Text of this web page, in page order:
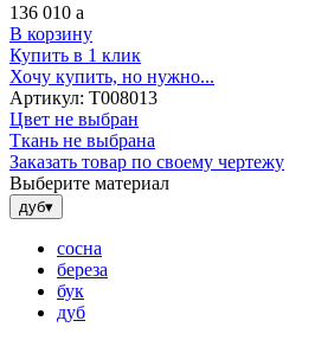
136 010 a
В корзину
Купить в 1 клик
Хочу купить, но нужно...
Артикул: Т008013
Цвет не выбран
Ткань не выбрана
Заказать товар по своему чертежу
Выберите материал
дуб▾
сосна
береза
бук
дуб